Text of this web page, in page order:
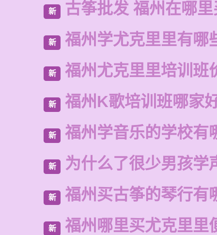
新 古筝批发 福州在哪
新 福州学尤克里里有哪
新 福州尤克里里培训班
新 福州K歌培训班哪家
新 福州学音乐的学校有
新 为什么了很少男孩学
新 福州买古筝的琴行有
新 福州哪里买尤克里里